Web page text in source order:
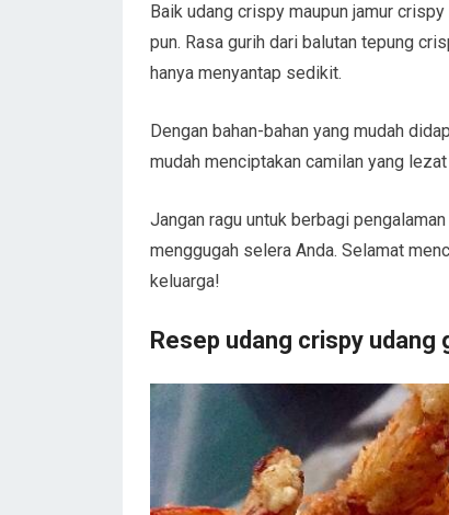
Baik udang crispy maupun jamur
pun. Rasa gurih dari balutan tepung
hanya menyantap sedikit.
Dengan bahan-bahan yang mudah
mudah menciptakan camilan yang
Jangan ragu untuk berbagi
menggugah selera Anda. Selamat
keluarga!
Resep udang crispy